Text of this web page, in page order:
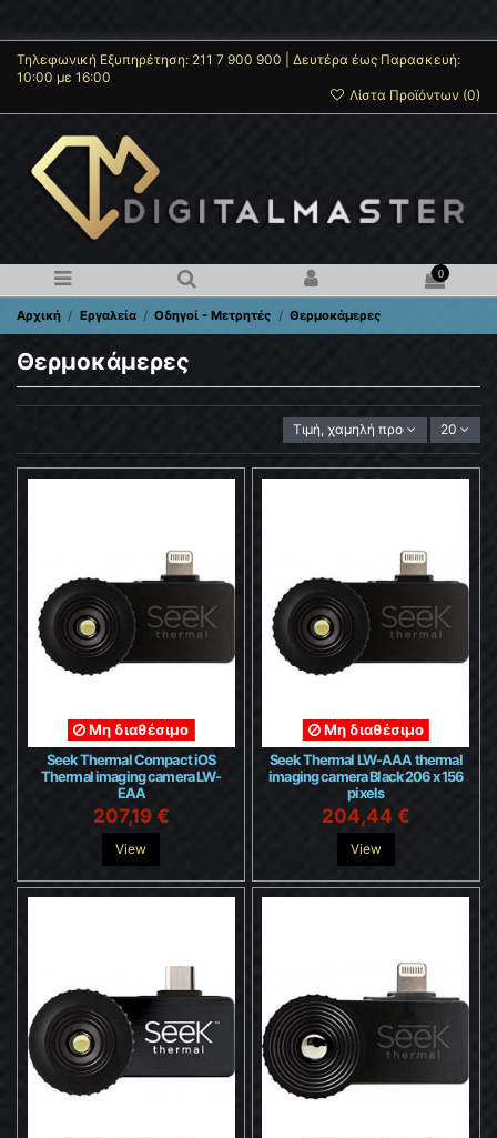
Τηλεφωνική Εξυπηρέτηση: 211 7 900 900 | Δευτέρα έως Παρασκευή:
10:00 με 16:00
Λίστα Προϊόντων (0)
0
Αρχική Εργαλεία Οδηγοί - Μετρητές Θερμοκάμερες
Θερμοκάμερες
Τιμή, χαμηλή προς υψηλή
20
Μη διαθέσιμο
Seek Thermal Compact iOS
Thermal imaging camera LW-
EAA
207,19 €
View
Μη διαθέσιμο
Seek Thermal LW-AAA thermal
imaging camera Black 206 x 156
pixels
204,44 €
View